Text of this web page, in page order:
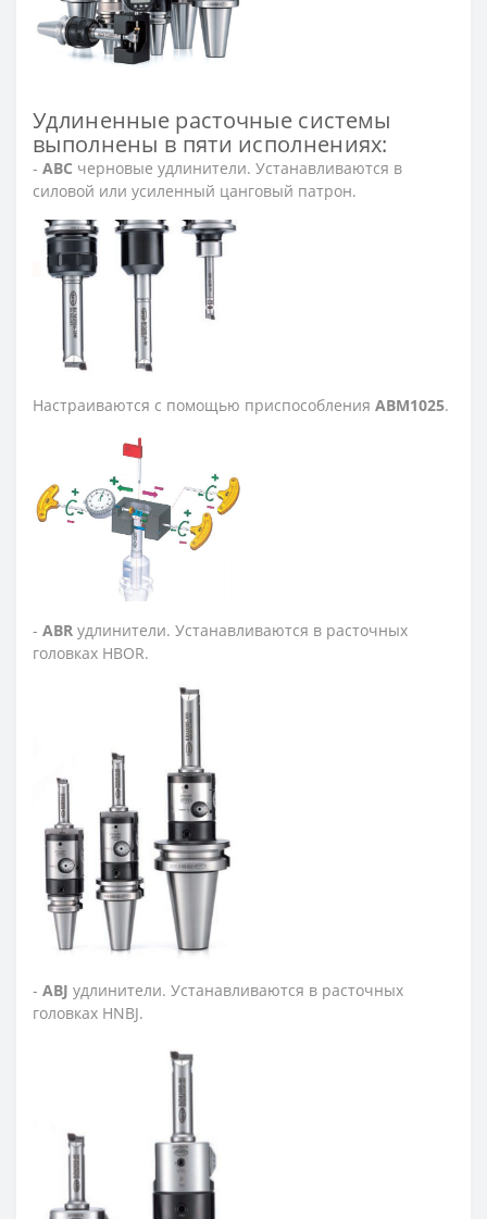
Удлиненные расточные системы
выполнены в пяти исполнениях:
- ABC черновые удлинители. Устанавливаются в
силовой или усиленный цанговый патрон.
Настраиваются с помощью приспособления ABM1025.
- ABR удлинители. Устанавливаются в расточных
головках HBOR.
- ABJ удлинители. Устанавливаются в расточных
головках HNBJ.